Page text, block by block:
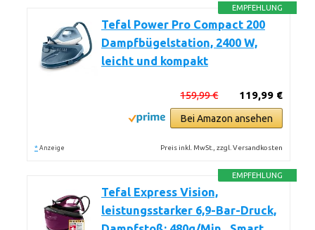
EMPFEHLUNG
Tefal Power Pro Compact 200
Dampfbügelstation, 2400 W,
leicht und kompakt
119,99 €
159,99 €
Bei Amazon ansehen
* Anzeige Preis inkl. MwSt., zzgl. Versandkosten
EMPFEHLUNG
Tefal Express Vision,
leistungsstarker 6,9-Bar-Druck,